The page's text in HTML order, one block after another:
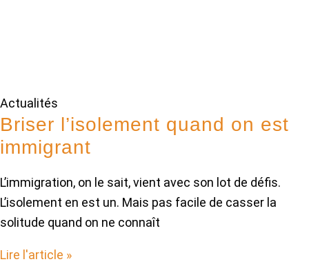
Actualités
Briser l’isolement quand on est
immigrant
L’immigration, on le sait, vient avec son lot de défis.
L’isolement en est un. Mais pas facile de casser la
solitude quand on ne connaît
Lire l'article »